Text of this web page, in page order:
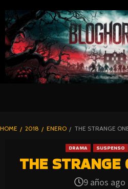
TO
CONTENT
BLOGHORROR
HOME 2018 ENERO THE STRANGE
DRAMA SUSPENSO
THE STRANGE
9 años ago